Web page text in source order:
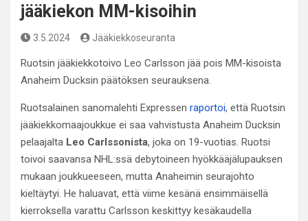
jääkiekon MM-kisoihin
3.5.2024 Jääkiekkoseuranta
Ruotsin jääkiekkotoivo Leo Carlsson jää pois MM-kisoista
Anaheim Ducksin päätöksen seurauksena.
Ruotsalainen sanomalehti Expressen raportoi, että Ruotsin
jääkiekkomaajoukkue ei saa vahvistusta Anaheim Ducksin
pelaajalta Leo Carlssonista, joka on 19-vuotias. Ruotsi
toivoi saavansa NHL:ssä debytoineen hyökkääjälupauksen
mukaan joukkueeseen, mutta Anaheimin seurajohto
kieltäytyi. He haluavat, että viime kesänä ensimmäisellä
kierroksella varattu Carlsson keskittyy kesäkaudella